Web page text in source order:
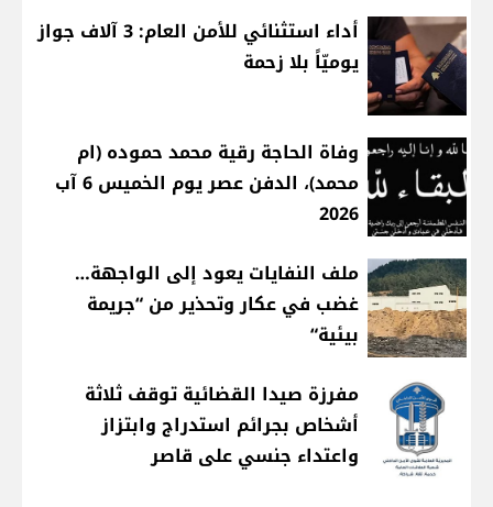
أداء استثنائي للأمن العام: 3 آلاف جواز
يوميّاً بلا زحمة
وفاة الحاجة رقية محمد حموده (ام
محمد)، الدفن عصر يوم الخميس 6 آب
2026
ملف النفايات يعود إلى الواجهة…
غضب في عكار وتحذير من “جريمة
بيئية“
مفرزة صيدا القضائية توقف ثلاثة
أشخاص بجرائم استدراج وابتزاز
واعتداء جنسي على قاصر